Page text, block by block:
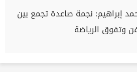
إبراهيم: نجمة صاعدة تجمع بين
وتفوق الرياضة